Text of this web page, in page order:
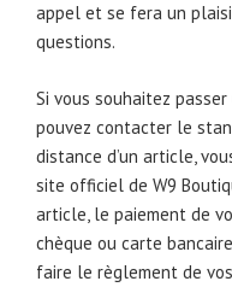
appel et se fera un
questions.
Si vous souhaitez
pouvez contacter le
distance d’un article,
site officiel de W9
article, le paiement de
chèque ou carte
faire le règlement de